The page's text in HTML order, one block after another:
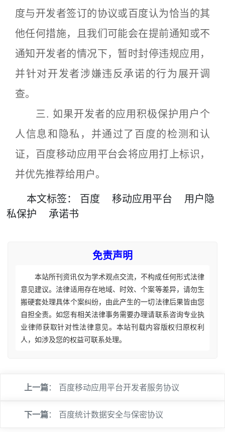
度与开发者签订的协议或百度认为恰当的其
他任何措施，且我们可能会在提前通知或不
通知开发者的情况下，暂时封停违规应用，
并针对开发者涉嫌违反承诺的行为展开调
查。
三. 如果开发者的应用积极保护用户个
人信息和隐私，并通过了百度的检测和认
证，百度移动应用平台会将应用打上标识，
并优先推荐给用户。
本文标签： 百度 移动应用平台
用户隐
私保护
承诺书
免责声明
本站所刊资讯仅为学术观点交流，不构成任何形式法律
意见建议。法律适用存在地域、时效、个案等差异，请勿生
搬硬套处理具体个案纠纷，由此产生的一切法律后果皆由您
自担全责。如您有相关法律事务需要办理请联系咨询专业执
业律师获取针对性法律意见。本站刊载内容版权归原权利
人，如涉及您的权益可联系处理。
上一篇： 百度移动应用平台开发者服务协议
下一篇： 百度统计数据安全与保密协议